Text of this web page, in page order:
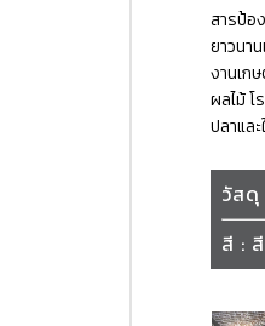
สารป้อ
ยาวนา
งานเก
ผลไม้
ปลาแล
วัสดุ
สี :